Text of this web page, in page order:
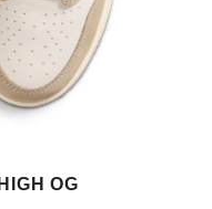
OG